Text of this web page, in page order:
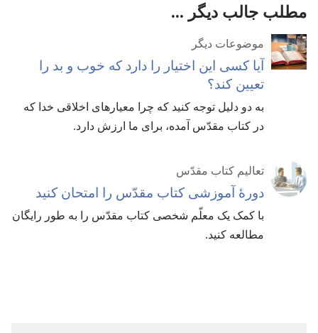
مطلب جالب دیگر ...
موضوعات دیگر
آیا کسی این اختیار را دارد که خوب و بد را
تعیین کند؟‏
به دو دلیل توجه کنید که چرا معیارهای اخلاقی خدا که
در کتاب مقدّس آمده،‏ برای ما ارزش دارد.‏
تعالیم کتاب مقدّس
دورهٔ آموزشی کتاب مقدّس را امتحان کنید
با کمک یک معلّم شخصی کتاب مقدّس را به طور رایگان
مطالعه کنید.‏